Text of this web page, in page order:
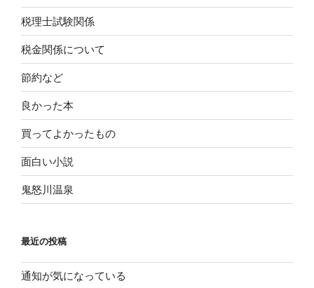
税理士試験関係
税金関係について
節約など
良かった本
買ってよかったもの
面白い小説
鬼怒川温泉
最近の投稿
通知が気になっている